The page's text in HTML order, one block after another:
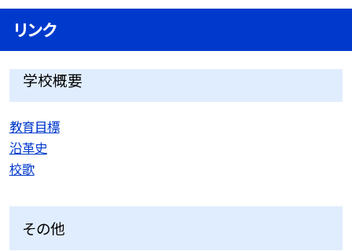
リンク
学校概要
教育目標
沿革史
校歌
その他